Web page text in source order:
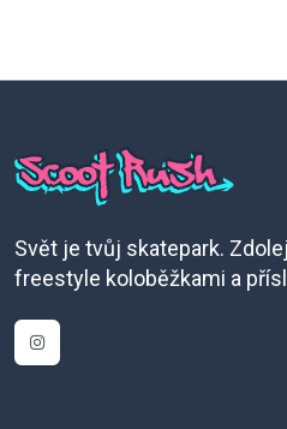
Svět je tvůj skatepark.
freestyle koloběžkami a